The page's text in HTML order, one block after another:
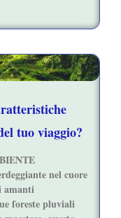
tuo viaggio?
nel cuore
amanti
foreste pluviali